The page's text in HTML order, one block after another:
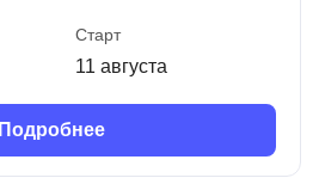
Старт
11 августа
Подробнее